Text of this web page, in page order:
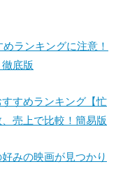
ランキングに注意！
底版
すめランキング【忙
売上で比較！簡易版
みの映画が見つかり